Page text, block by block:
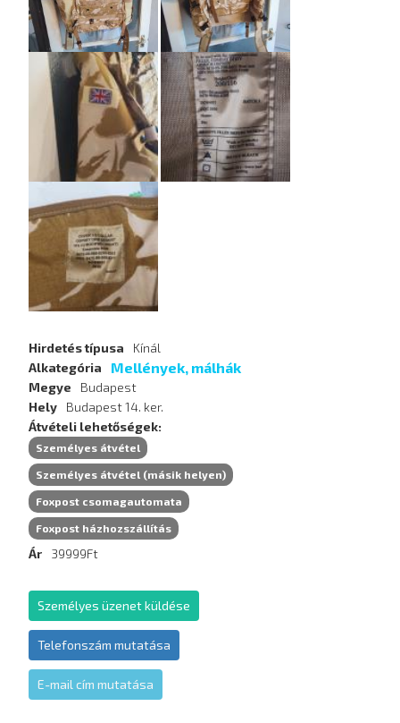
Hirdetés típusa
Kínál
Alkategória
Mellények, málhák
Megye
Budapest
Hely
Budapest 14. ker.
Átvételi lehetőségek
Személyes átvétel
Személyes átvétel (másik helyen)
Foxpost csomagautomata
Foxpost házhozszállítás
Ár 39999Ft
Személyes üzenet küldése
Telefonszám mutatása
E-mail cím mutatása